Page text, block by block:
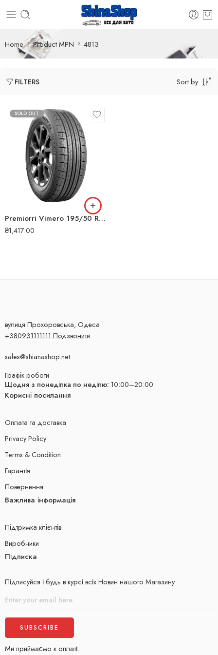
Home Product MPN 4813
FILTERS Sort by
SOLD OUT
Premiorri Vimero 195/50 R15 82H всесезонна шина
₴1,417.00
вулиця Прохоровська, Одеса
+380931111111 Подзвонити
sales@shianashop.net
Графік роботи
Щодня з понеділка по неділю: 10:00–20:00
Корисні посилання
Оплата та доставка
Privacy Policy
Terms & Condition
Гарантія
Повернення
Важлива інформація
Підтримка клієнтів
Виробники
Підписка
Підписуйся і будь в курсі всіх Новин нашого Магазину
Ми приймаємо к оплаті: